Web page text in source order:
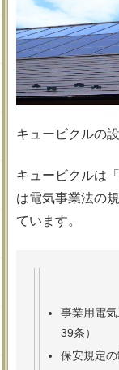
キュービクルの設
キュービクルは
は電気事業法の
ています。
事業用電
39条）
保安規定の